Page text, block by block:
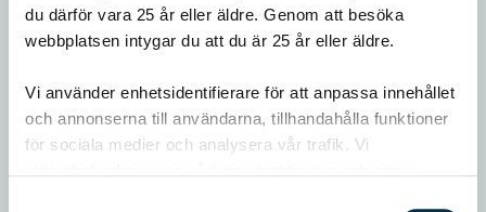
du därför vara 25 år eller äldre. Genom att besöka
webbplatsen intygar du att du är 25 år eller äldre.
Vi använder enhetsidentifierare för att anpassa innehållet
och annonserna till användarna, tillhandahålla funktioner
för sociala medier och analysera vår trafik. Vi